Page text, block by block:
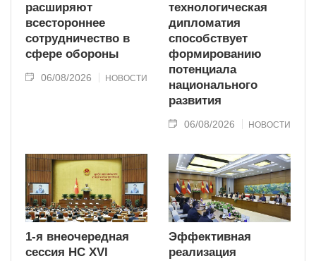
расширяют
всестороннее
сотрудничество в
сфере обороны
06/08/2026 НОВОСТИ
технологическая
дипломатия
способствует
формированию
потенциала
национального
развития
06/08/2026 НОВОСТИ
1-я внеочередная
сессия НС XVI
Эффективная
реализация